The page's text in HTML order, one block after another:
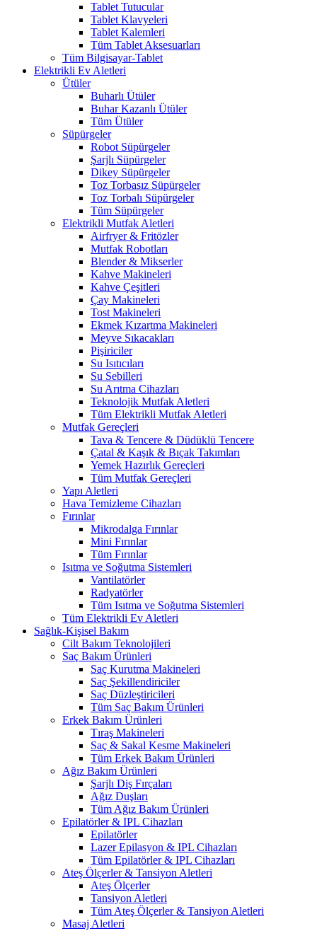
Tablet Tutucular
Tablet Klavyeleri
Tablet Kalemleri
Tüm Tablet Aksesuarları
Tüm Bilgisayar-Tablet
Elektrikli Ev Aletleri
Ütüler
Buharlı Ütüler
Buhar Kazanlı Ütüler
Tüm Ütüler
Süpürgeler
Robot Süpürgeler
Şarjlı Süpürgeler
Dikey Süpürgeler
Toz Torbasız Süpürgeler
Toz Torbalı Süpürgeler
Tüm Süpürgeler
Elektrikli Mutfak Aletleri
Airfryer & Fritözler
Mutfak Robotları
Blender & Mikserler
Kahve Makineleri
Kahve Çeşitleri
Çay Makineleri
Tost Makineleri
Ekmek Kızartma Makineleri
Meyve Sıkacakları
Pişiriciler
Su Isıtıcıları
Su Sebilleri
Su Arıtma Cihazları
Teknolojik Mutfak Aletleri
Tüm Elektrikli Mutfak Aletleri
Mutfak Gereçleri
Tava & Tencere & Düdüklü Tencere
Çatal & Kaşık & Bıçak Takımları
Yemek Hazırlık Gereçleri
Tüm Mutfak Gereçleri
Yapı Aletleri
Hava Temizleme Cihazları
Fırınlar
Mikrodalga Fırınlar
Mini Fırınlar
Tüm Fırınlar
Isıtma ve Soğutma Sistemleri
Vantilatörler
Radyatörler
Tüm Isıtma ve Soğutma Sistemleri
Tüm Elektrikli Ev Aletleri
Sağlık-Kişisel Bakım
Cilt Bakım Teknolojileri
Saç Bakım Ürünleri
Saç Kurutma Makineleri
Saç Şekillendiriciler
Saç Düzleştiricileri
Tüm Saç Bakım Ürünleri
Erkek Bakım Ürünleri
Tıraş Makineleri
Saç & Sakal Kesme Makineleri
Tüm Erkek Bakım Ürünleri
Ağız Bakım Ürünleri
Şarjlı Diş Fırçaları
Ağız Duşları
Tüm Ağız Bakım Ürünleri
Epilatörler & IPL Cihazları
Epilatörler
Lazer Epilasyon & IPL Cihazları
Tüm Epilatörler & IPL Cihazları
Ateş Ölçerler & Tansiyon Aletleri
Ateş Ölçerler
Tansiyon Aletleri
Tüm Ateş Ölçerler & Tansiyon Aletleri
Masaj Aletleri